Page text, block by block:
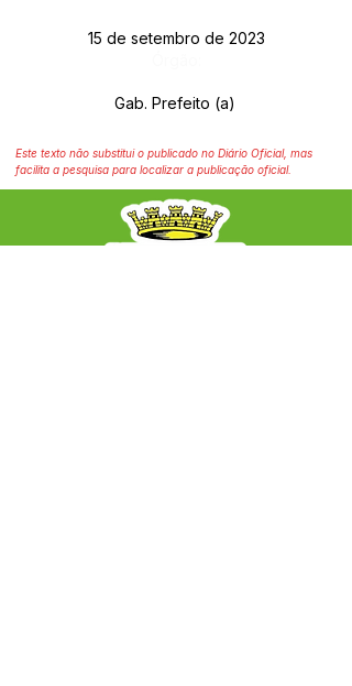
15 de setembro de 2023
Gab. Prefeito (a)
Este texto não substitui o publicado no Diário Oficial, mas
facilita a pesquisa para localizar a publicação oficial.